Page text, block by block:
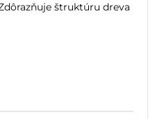
štruktúru dreva